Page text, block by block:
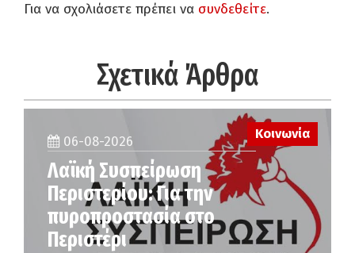
Για να σχολιάσετε πρέπει να συνδεθείτε.
Σχετικά Άρθρα
Κοινωνία
06-08-2026
Λαϊκή Συσπείρωση
Περιστερίου: Για την
πυροπροστασία στο
Περιστέρι